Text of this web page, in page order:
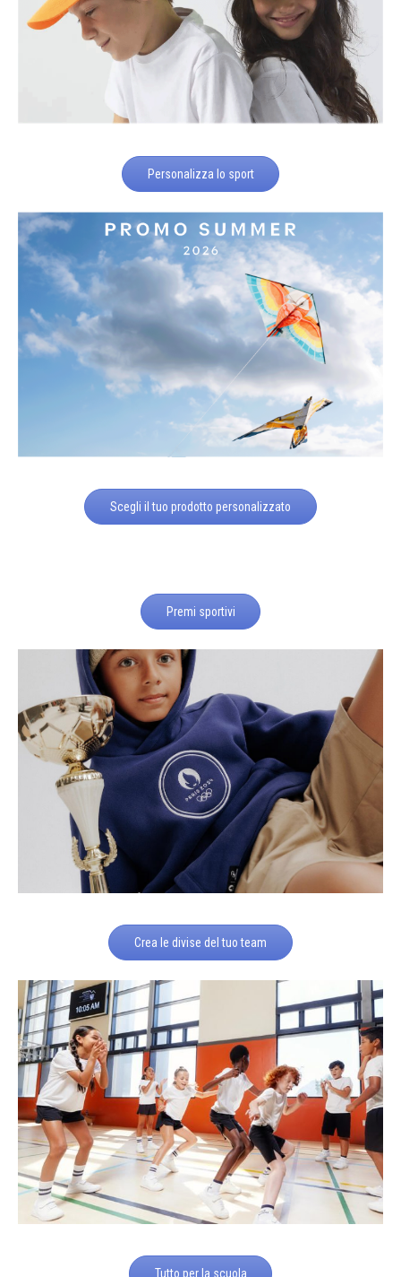
Personalizza lo sport
Scegli il tuo prodotto personalizzato
Premi sportivi
Crea le divise del tuo team
Tutto per la scuola